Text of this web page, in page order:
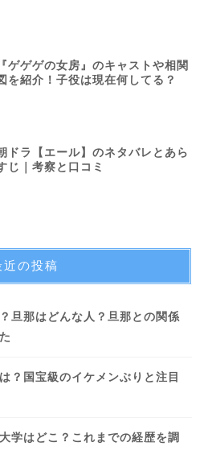
『ゲゲゲの女房』のキャストや相関
を紹介！子役は現在何してる？
ドラ【エール】のネタバレとあら
じ｜考察と口コミ
近の投稿
旦那はどんな人？旦那との関係
？国宝級のイケメンぶりと注目
学はどこ？これまでの経歴を調